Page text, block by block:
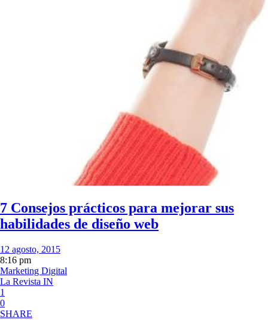
7 Consejos prácticos para mejorar sus
habilidades de diseño web
12 agosto, 2015
8:16 pm
Marketing Digital
La Revista IN
1
0
SHARE